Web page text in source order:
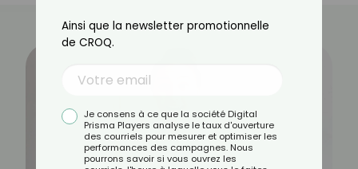
Ainsi que la newsletter promotionnelle
de CROQ.
Je consens à ce que la société Digital
Prisma Players analyse le taux d'ouverture
des courriels pour mesurer et optimiser les
performances des campagnes. Nous
pourrons savoir si vous ouvrez les